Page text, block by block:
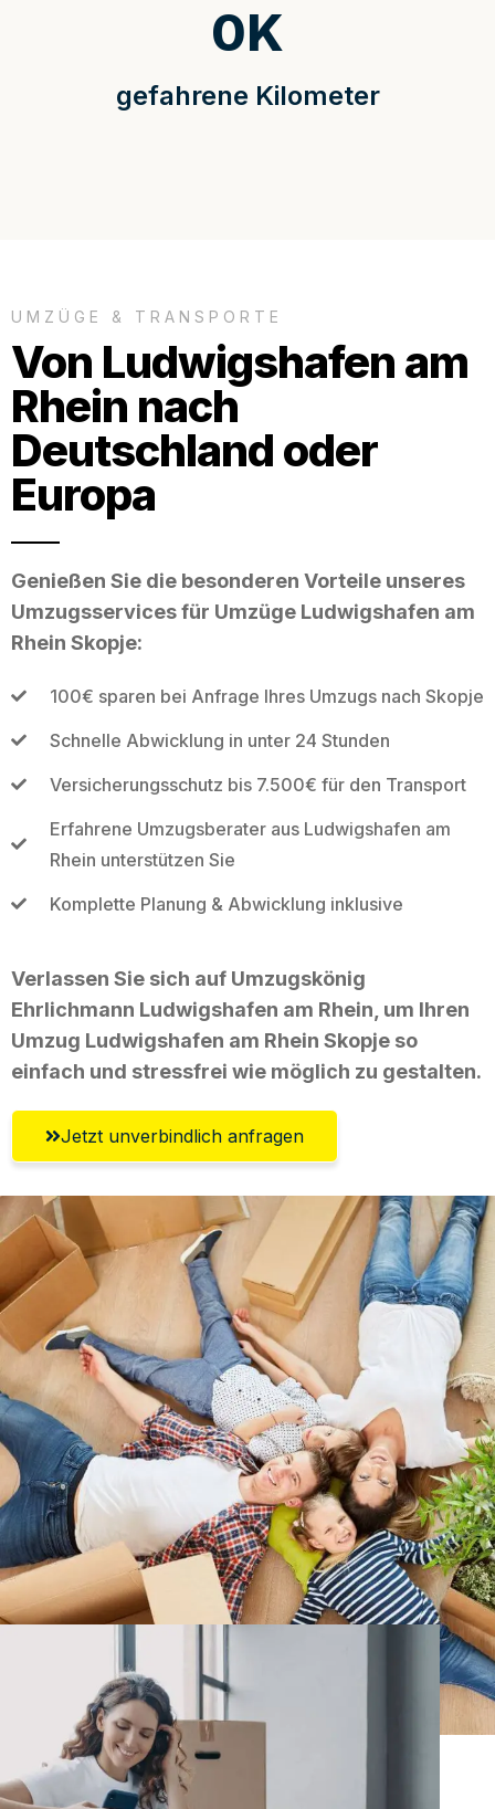
gefahrene Kilometer
0K
UMZÜGE & TRANSPORTE
Von Ludwigshafen am
Rhein nach
Deutschland oder
Europa
Genießen Sie die besonderen Vorteile unseres
Umzugsservices für Umzüge Ludwigshafen am
Rhein Skopje:
100€ sparen bei Anfrage Ihres Umzugs nach Skopje
Schnelle Abwicklung in unter 24 Stunden
Versicherungsschutz bis 7.500€ für den Transport
Erfahrene Umzugsberater aus Ludwigshafen am
Rhein unterstützen Sie
Komplette Planung & Abwicklung inklusive
Verlassen Sie sich auf Umzugskönig
Ehrlichmann Ludwigshafen am Rhein, um Ihren
Umzug Ludwigshafen am Rhein Skopje so
einfach und stressfrei wie möglich zu gestalten.
Jetzt unverbindlich anfragen